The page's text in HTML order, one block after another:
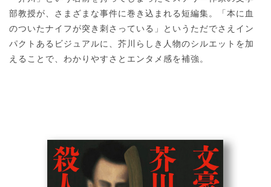
部教授が、さまざまな事件に巻き込まれる短編集。「本に血
のついたナイフが突き刺さっている」というただでさえイン
パクトあるビジュアルに、芥川らしき人物のシルエットを加
えることで、わかりやすさとエンタメ感を補強。